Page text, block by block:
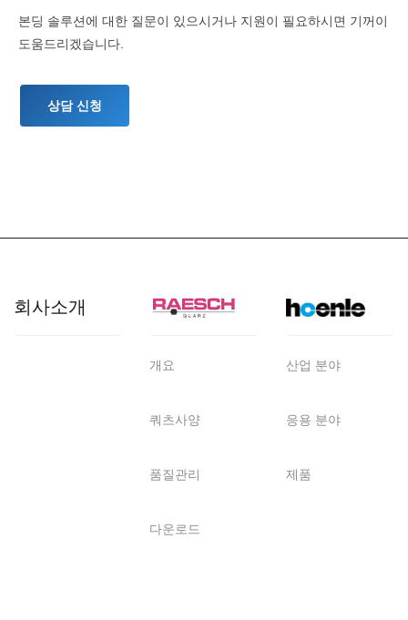
본딩 솔루션에 대한 질문이 있으시거나 지원이 필요하시면 기꺼이
도움드리겠습니다.
상담 신청
회사소개
개요
쿼츠사양
품질관리
다운로드
산업 분야
응용 분야
제품